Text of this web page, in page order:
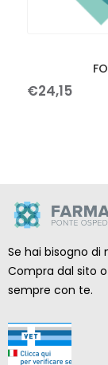
€24,15
Se hai bisogno di
Compra dal sito
sempre con te.